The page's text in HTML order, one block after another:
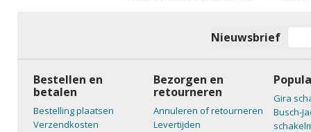
Nieuwsbrief
Bestellen en
betalen
Bestelling plaatsen
Verzendkosten
Bezorgen en
retourneren
Annuleren of retourneren
Levertijden
Gira
Busch-